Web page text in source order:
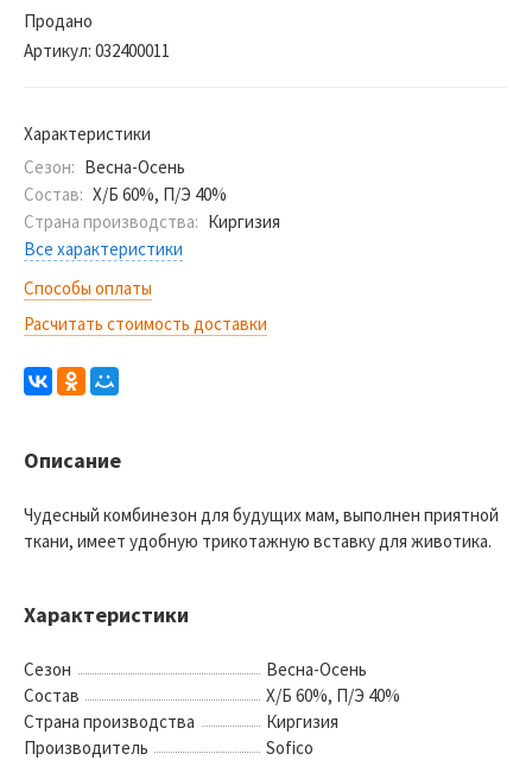
Продано
Артикул: 032400011
Характеристики
Сезон: Весна-Осень
Состав: Х/Б 60%, П/Э 40%
Страна производства: Киргизия
Все характеристики
Способы оплаты
Расчитать стоимость доставки
Описание
Чудесный комбинезон для будущих мам, выполнен приятной
ткани, имеет удобную трикотажную вставку для животика.
Характеристики
Сезон
Весна-Осень
Состав
Х/Б 60%, П/Э 40%
Страна производства
Киргизия
Производитель
Sofico